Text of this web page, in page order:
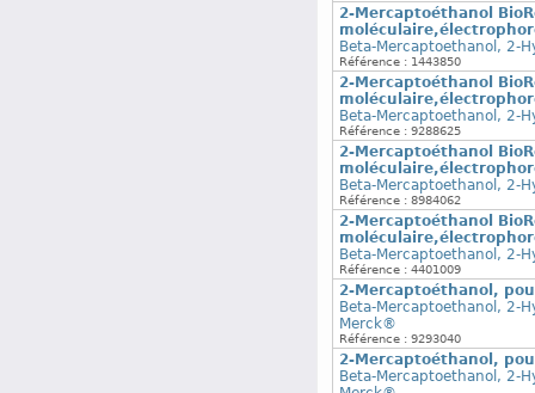
2-Mercaptoéthanol
Beta-Mercaptoethanol, 2-
Référence : 1443850
2-Mercaptoéthanol
Beta-Mercaptoethanol, 2-
Référence : 9288625
2-Mercaptoéthanol
Beta-Mercaptoethanol, 2-
Référence : 8984062
2-Mercaptoéthanol
Beta-Mercaptoethanol, 2-
Référence : 4401009
2-Mercaptoéthanol,
Beta-Mercaptoethanol, 2-
Merck®
Référence : 9293040
2-Mercaptoéthanol,
Beta-Mercaptoethanol, 2-